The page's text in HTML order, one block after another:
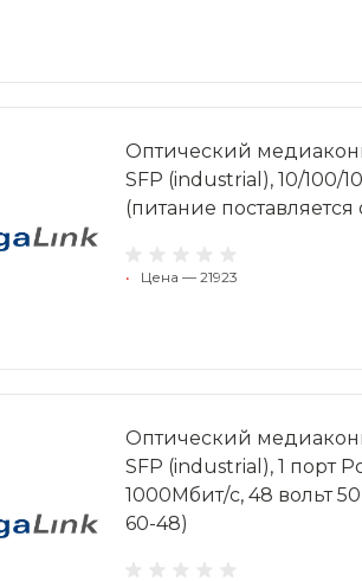
Оптический
SFP (industrial), 10/100/
(питание
• Цена — 21923
Оптический
SFP (industrial), 1 порт
1000Мбит/с, 48 вольт
60-48)